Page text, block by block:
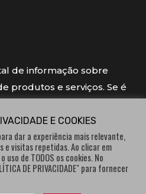
de informação sobre
produtos e serviços. Se é
do “Produto do
atribuído por
E COOKIES
dar a experiência mais relevante,
e visitas repetidas. Ao clicar em
uso de TODOS os cookies. No
DE PRIVACIDADE" para fornecer